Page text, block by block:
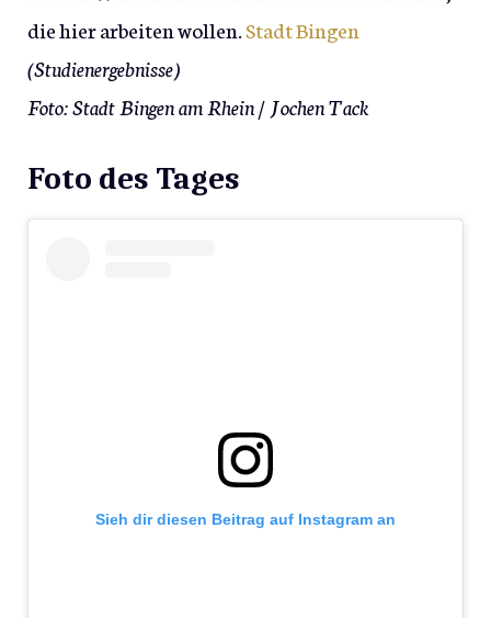
die hier arbeiten wollen.Stadt Bingen
(Studienergebnisse)
Foto: Stadt Bingen am Rhein/ Jochen Tack
Foto des Tages
Sieh dir diesen Beitrag auf Instagram an